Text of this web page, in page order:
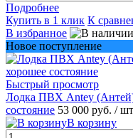
Подробнее
Купить в 1 клик К
В избранное
Новое поступление
Быстрый просмотр
Лодка ПВХ Antey
состояние 53 000 руб. / шт
В корзину